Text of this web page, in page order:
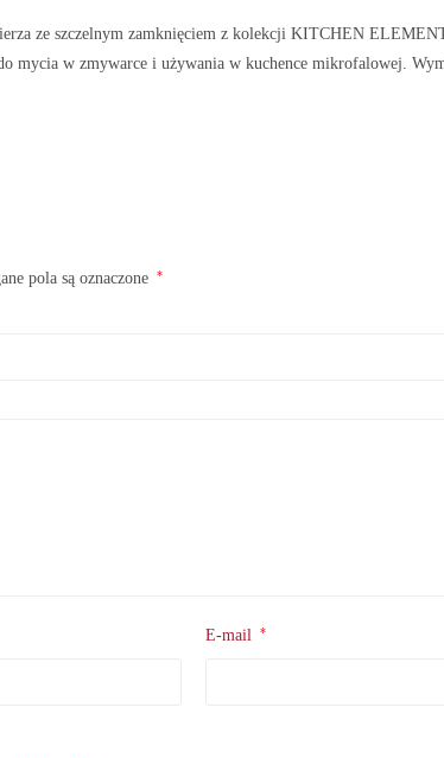
ze szczelnym zamknięciem z kolekcji KITCHEN
mycia w zmywarce i używania w kuchence mikrofalowej.
pola są oznaczone *
E-mail *